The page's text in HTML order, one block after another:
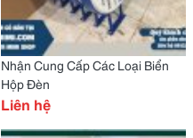
Nhận Cung Cấp Các Loại Biển
Hộp Đèn
Liên hệ